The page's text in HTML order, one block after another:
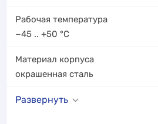
Рабочая температура
−45 .. +50 °C
Материал корпуса
окрашенная сталь
Развернуть